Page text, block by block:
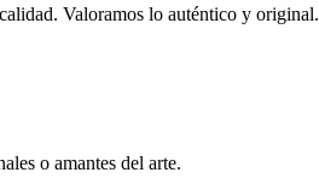
Valoramos lo auténtico y original.
o amantes del arte.